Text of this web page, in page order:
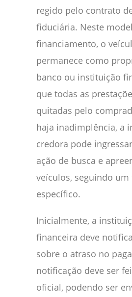
regido pelo contrato
fiduciária. Neste
financiamento, o
permanece como
banco ou instituição
que todas as
quitadas pelo
haja inadimplência, a
credora pode
ação de busca e
veículos, seguindo
específico.
Inicialmente, a
financeira deve
sobre o atraso no
notificação deve ser
oficial, podendo ser